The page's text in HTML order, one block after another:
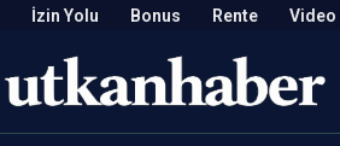
İzin Yolu Bonus Rente Video